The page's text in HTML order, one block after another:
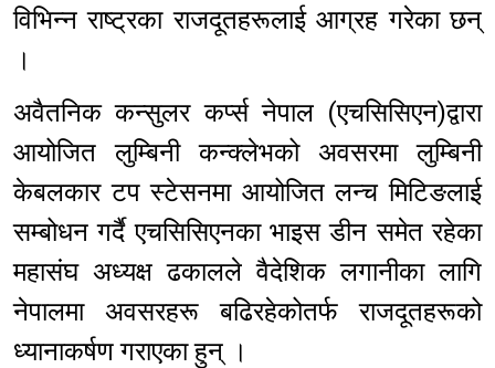
विभिन्न राष्ट्रका राजदूतहरूलाई आग्रह गरेका छन्
।
अवैतनिक कन्सुलर कर्प्स नेपाल (एचसिसिएन)द्वारा
आयोजित लुम्बिनी कन्क्लेभको अवसरमा लुम्बिनी
केबलकार टप स्टेसनमा आयोजित लन्च मिटिङलाई
सम्बोधन गर्दै एचसिसिएनका भाइस डीन समेत रहेका
महासंघ अध्यक्ष ढकालले वैदेशिक लगानीका लागि
नेपालमा अवसरहरू बढिरहेकोतर्फ राजदूतहरूको
ध्यानाकर्षण गराएका हुन् ।